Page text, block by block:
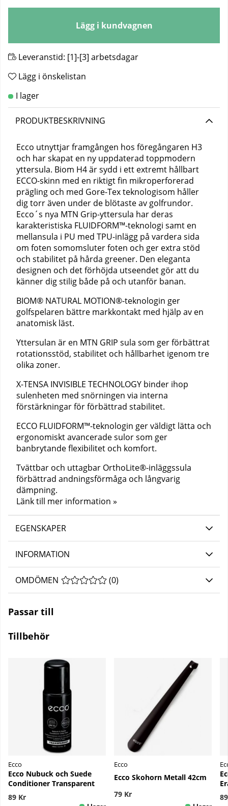
Lägg i kundvagnen
Leveranstid: [1]-[3] arbetsdagar
Lägg i önskelistan
PRODUKTBESKRIVNING
Ecco utnyttjar framgången hos föregångaren H3
och har skapat en ny uppdaterad toppmodern
yttersula. Biom H4 är sydd i ett extremt hållbart
ECCO-skinn med en riktigt fin mikroperforerad
prägling och med Gore-Tex teknologisom håller
dig torr även under de blötaste av golfrundor.
Ecco´s nya MTN Grip-yttersula har deras
karakteristiska FLUIDFORM™-teknologi samt en
mellansula i PU med TPU-inlägg på vardera sida
om foten somomsluter foten och ger extra stöd
och stabilitet på hårda greener. Den eleganta
designen och det förhöjda utseendet gör att du
känner dig stilig både på och utanför banan.
BIOM® NATURAL MOTION®-teknologin ger
golfspelaren bättre markkontakt med hjälp av en
anatomisk läst.
Yttersulan är en MTN GRIP sula som ger förbättrat
rotationsstöd, stabilitet och hållbarhet igenom tre
olika zoner.
X-TENSA INVISIBLE TECHNOLOGY binder ihop
sulenheten med snörningen via interna
förstärkningar för förbättrad stabilitet.
ECCO FLUIDFORM™-teknologin ger väldigt lätta och
ergonomiskt avancerade sulor som ger
banbrytande flexibilitet och komfort.
Tvättbar och uttagbar OrthoLite®-inläggssula
förbättrad andningsförmåga och långvarig
dämpning.
Länk till mer information »
EGENSKAPER
INFORMATION
OMDÖMEN MEDELBETYG 0 AV 5 ANTAL BETYG 0
(0)
Passar till
Tillbehör
Ecco
Ecco Nubuck och Suede
Conditioner Transparent
89 Kr
Ecco
Ecco Skohorn Metall 42cm
79 Kr